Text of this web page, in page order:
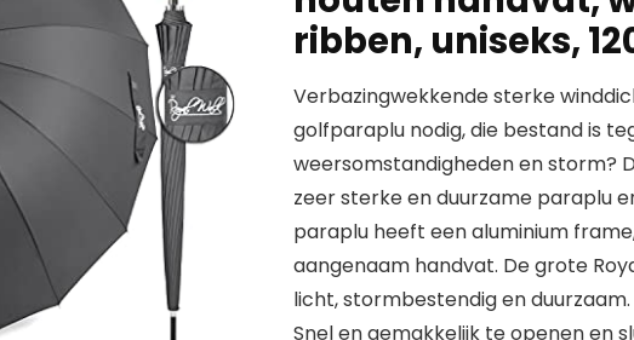
ribben, uniseks,
Verbazingwekkende sterke
golfparaplu nodig, die bestand is
weersomstandigheden en storm?
zeer sterke en duurzame paraplu
paraplu heeft een aluminium
aangenaam handvat. De grote
licht, stormbestendig en duurzaam.
Snel en gemakkelijk te openen en